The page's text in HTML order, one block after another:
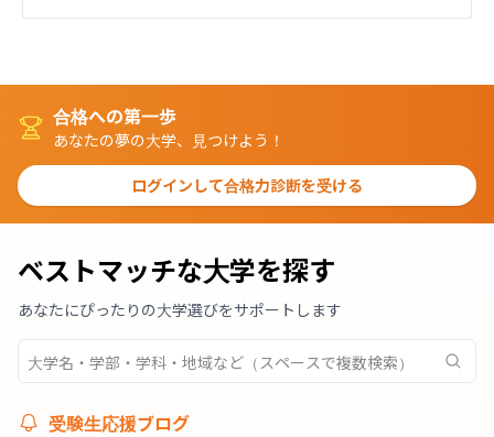
合格への第一歩
あなたの夢の大学、見つけよう！
ログインして合格力診断を受ける
ベストマッチな大学を探す
あなたにぴったりの大学選びをサポートします
受験生応援ブログ